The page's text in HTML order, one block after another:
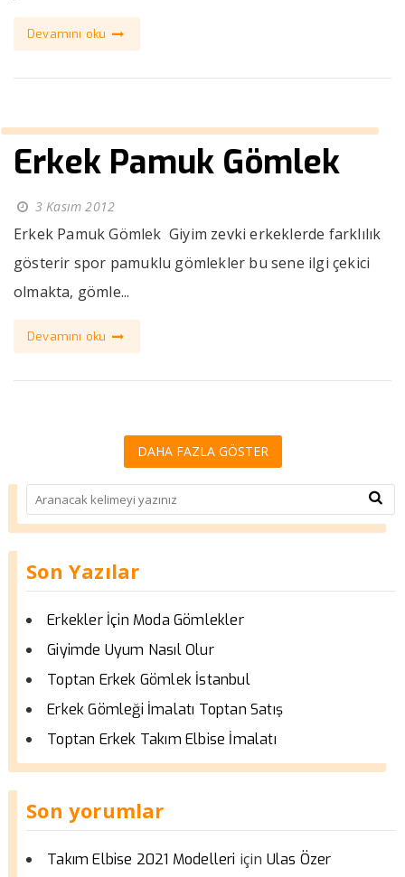
Devamını oku
Erkek Pamuk Gömlek
3 Kasım 2012
Erkek Pamuk Gömlek Giyim zevki erkeklerde farklılık
gösterir spor pamuklu gömlekler bu sene ilgi çekici
olmakta, gömle...
Devamını oku
Son Yazılar
Erkekler İçin Moda Gömlekler
Giyimde Uyum Nasıl Olur
Toptan Erkek Gömlek İstanbul
Erkek Gömleği İmalatı Toptan Satış
Toptan Erkek Takım Elbise İmalatı
Son yorumlar
Takım Elbise 2021 Modelleri için Ulas Özer